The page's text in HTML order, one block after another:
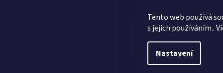
Tento web používá
s jejich používáním..
Nastavení